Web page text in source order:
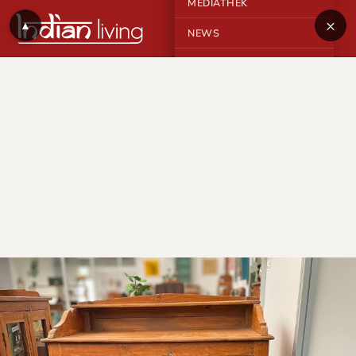
MEDIATHEK
NEWS ×
▲